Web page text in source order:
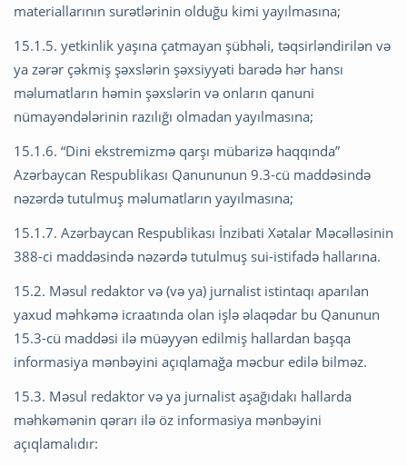
materiallarının surətlərinin olduğu kimi yayılmasına;
15.1.5. yetkinlik yaşına çatmayan şübhəli, təqsirləndirilən və
ya zərər çəkmiş şəxslərin şəxsiyyəti barədə hər hansı
məlumatların həmin şəxslərin və onların qanuni
nümayəndələrinin razılığı olmadan yayılmasına;
15.1.6. “Dini ekstremizmə qarşı mübarizə haqqında”
Azərbaycan Respublikası Qanununun 9.3-cü maddəsində
nəzərdə tutulmuş məlumatların yayılmasına;
15.1.7. Azərbaycan Respublikası İnzibati Xətalar Məcəlləsinin
388-ci maddəsində nəzərdə tutulmuş sui-istifadə hallarına.
15.2. Məsul redaktor və (və ya) jurnalist istintaqı aparılan
yaxud məhkəmə icraatında olan işlə əlaqədar bu Qanunun
15.3-cü maddəsi ilə müəyyən edilmiş hallardan başqa
informasiya mənbəyini açıqlamağa məcbur edilə bilməz.
15.3. Məsul redaktor və ya jurnalist aşağıdakı hallarda
məhkəmənin qərarı ilə öz informasiya mənbəyini
açıqlamalıdır: